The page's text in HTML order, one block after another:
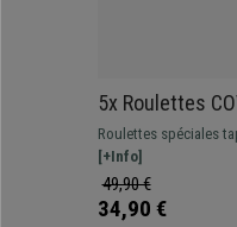
5x Roulettes
Finition
Moquettés,
Roulettes spéciales
Finitions chromées,
ou dorée.
[+Info]
49,90 €
34,90 €